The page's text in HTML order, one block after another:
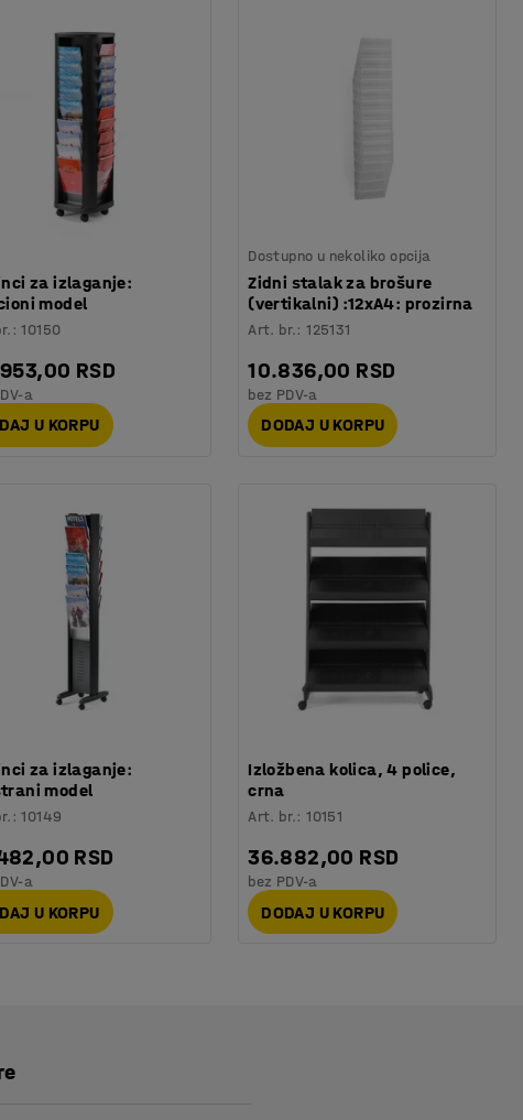
za izlaganje:
model
:10150
RSD
a
U KORPU
Dostupno u nekoliko opcija
Zidni stalak za brošure
(vertikalni) :12xA4: prozirna
Art. br.:125131
10.836,00 RSD
bez PDV-a
DODAJ U KORPU
za izlaganje:
model
:10149
RSD
a
U KORPU
Izložbena kolica, 4 police,
crna
Art. br.:10151
36.882,00 RSD
bez PDV-a
DODAJ U KORPU